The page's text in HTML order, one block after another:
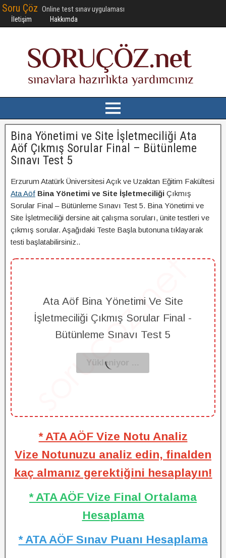
Soru Çöz Online test sınav uygulaması
İletişim Hakkımda
Bina Yönetimi ve Site İşletmeciliği Ata
Aöf Çıkmış Sorular Final – Bütünleme
Sınavı Test 5
Erzurum Atatürk Üniversitesi Açık ve Uzaktan Eğitim Fakültesi
Ata Aöf Bina Yönetimi ve Site İşletmeciliği Çıkmış
Sorular Final – Bütünleme Sınavı Test 5. Bina Yönetimi ve
Site İşletmeciliği dersine ait çalışma soruları, ünite testleri ve
çıkmış sorular. Aşağıdaki Teste Başla butonuna tıklayarak
testi başlatabilirsiniz..
Ata Aöf Bina Yönetimi Ve Site
İşletmeciliği Çıkmış Sorular Final -
Bütünleme Sınavı Test 5
* ATA AÖF Vize Notu Analiz
Vize Notunuzu analiz edin, finalden
kaç almanız gerektiğini hesaplayın!
* ATA AÖF Vize Final Ortalama
Hesaplama
* ATA AÖF Sınav Puanı Hesaplama